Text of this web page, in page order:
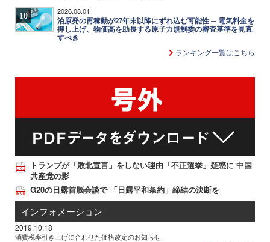
10 2026.08.01
泊原発の再稼動が27年末以降にずれ込む可能性 ─ 電気料金を
押し上げ、物価高を助長する原子力規制委の審査基準を見直
すべき
ランキング一覧はこちら
トランプが「敗北宣言」をしない理由「不正選挙」疑惑に 中国
共産党の影
G20の日露首脳会談で 「日露平和条約」締結の決断を
インフォメーション
2019.10.18
消費税率引き上げに合わせた価格改定のお知らせ